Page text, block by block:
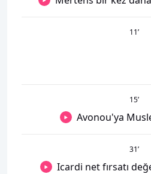
11’
15’
Avonou'ya
31’
Icardi net fırsatı